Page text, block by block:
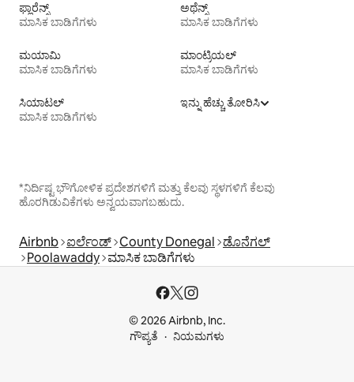
ಫ್ಲಾರೆನ್ಸ್
ಮಾಸಿಕ ಬಾಡಿಗೆಗಳು
ಅಥೆನ್ಸ್
ಮಾಸಿಕ ಬಾಡಿಗೆಗಳು
ಮಯಾಮಿ
ಮಾಸಿಕ ಬಾಡಿಗೆಗಳು
ಮಾಂಟ್ರಿಯಲ್
ಮಾಸಿಕ ಬಾಡಿಗೆಗಳು
ಸಿಯಾಟಲ್
ಮಾಸಿಕ ಬಾಡಿಗೆಗಳು
ಇನ್ನು ಹೆಚ್ಚು ತೋರಿಸಿ
*ನಿರ್ದಿಷ್ಟ ಭೌಗೋಳಿಕ ಪ್ರದೇಶಗಳಿಗೆ ಮತ್ತು ಕೆಲವು ಸ್ಥಳಗಳಿಗೆ ಕೆಲವು
ಹೊರಗಿಡುವಿಕೆಗಳು ಅನ್ವಯವಾಗಬಹುದು.
Airbnb ಐರ್ಲೆಂಡ್ County Donegal ಡೊನೆಗಲ್
Poolawaddy ಮಾಸಿಕ ಬಾಡಿಗೆಗಳು
© 2026 Airbnb, Inc.
ಗೌಪ್ಯತೆ
ನಿಯಮಗಳು